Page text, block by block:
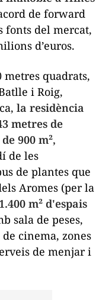
de forward
fonts del mercat,
d’euros.
metres quadrats,
i Roig,
la residència
metres de
900 m²,
de les
de plantes que
Aromes (per la
1.400 m² d'espais
sala de peses,
cinema, zones
de menjar i